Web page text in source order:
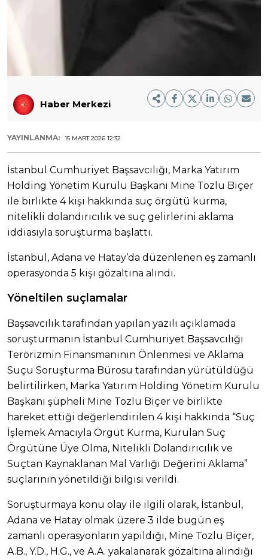
Haber Merkezi
YAYINLANMA: 15 MART 2026 12:32
İstanbul Cumhuriyet Başsavcılığı, Marka Yatırım
Holding Yönetim Kurulu Başkanı Mine Tozlu Biçer
ile birlikte 4 kişi hakkında suç örgütü kurma,
nitelikli dolandırıcılık ve suç gelirlerini aklama
iddiasıyla soruşturma başlattı.
İstanbul, Adana ve Hatay’da düzenlenen eş zamanlı
operasyonda 5 kişi gözaltına alındı.
Yöneltilen suçlamalar
Başsavcılık tarafından yapılan yazılı açıklamada
soruşturmanın İstanbul Cumhuriyet Başsavcılığı
Terörizmin Finansmanının Önlenmesi ve Aklama
Suçu Soruşturma Bürosu tarafından yürütüldüğü
belirtilirken, Marka Yatırım Holding Yönetim Kurulu
Başkanı şüpheli Mine Tozlu Biçer ve birlikte
hareket ettiği değerlendirilen 4 kişi hakkında “Suç
İşlemek Amacıyla Örgüt Kurma, Kurulan Suç
Örgütüne Üye Olma, Nitelikli Dolandırıcılık ve
Suçtan Kaynaklanan Mal Varlığı Değerini Aklama”
suçlarının yönetildiği bilgisi verildi.
Soruşturmaya konu olay ile ilgili olarak, İstanbul,
Adana ve Hatay olmak üzere 3 ilde bugün eş
zamanlı operasyonların yapıldığı, Mine Tozlu Biçer,
A.B., Y.D., H.G., ve A.A. yakalanarak gözaltına alındığı